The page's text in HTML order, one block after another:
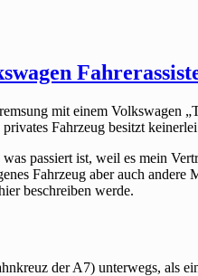
mit einem Volkswagen
Fahrzeug besitzt
passiert ist, weil es mein
Fahrzeug aber auch
beschreiben werde.
der A7) unterwegs, als